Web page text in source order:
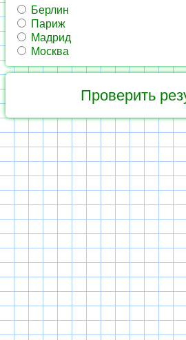
Берлин
Париж
Мадрид
Москва